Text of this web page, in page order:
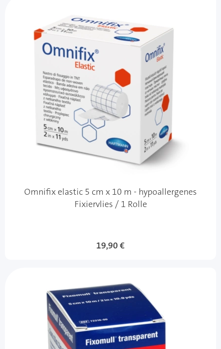
Omnifix elastic 5 cm x 10 m - hypoallergenes
Fixiervlies / 1 Rolle
19,90 €